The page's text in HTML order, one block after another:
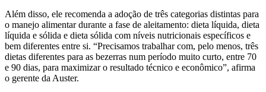
Além disso, ele recomenda a adoção de três categorias distintas para
o manejo alimentar durante a fase de aleitamento: dieta líquida, dieta
líquida e sólida e dieta sólida com níveis nutricionais específicos e
bem diferentes entre si. “Precisamos trabalhar com, pelo menos, três
dietas diferentes para as bezerras num período muito curto, entre 70
e 90 dias, para maximizar o resultado técnico e econômico”, afirma
o gerente da Auster.